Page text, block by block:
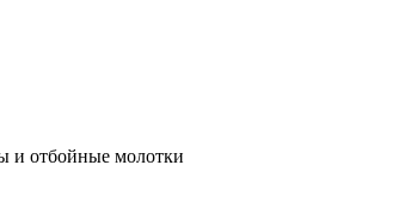
и отбойные молотки